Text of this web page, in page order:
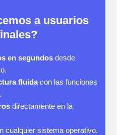
a usuarios
en segundos desde
fluidacon las funciones
directamente en la
cualquier sistema operativo.